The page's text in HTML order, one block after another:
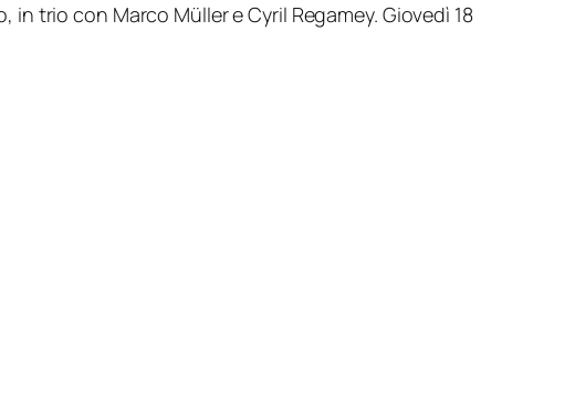
trio con Marco Müller e Cyril Regamey. Giovedì 18